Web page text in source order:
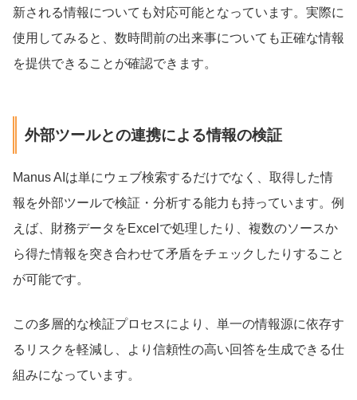
新される情報についても対応可能となっています。実際に
使用してみると、数時間前の出来事についても正確な情報
を提供できることが確認できます。
外部ツールとの連携による情報の検証
Manus AIは単にウェブ検索するだけでなく、取得した情
報を外部ツールで検証・分析する能力も持っています。例
えば、財務データをExcelで処理したり、複数のソースか
ら得た情報を突き合わせて矛盾をチェックしたりすること
が可能です。
この多層的な検証プロセスにより、単一の情報源に依存す
るリスクを軽減し、より信頼性の高い回答を生成できる仕
組みになっています。